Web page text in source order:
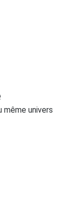
même univers